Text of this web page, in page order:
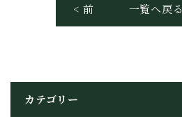
< 前 一覧へ戻る
カテゴリー